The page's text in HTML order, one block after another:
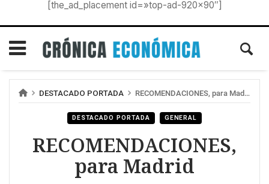
[the_ad_placement id=»top-ad-920×90″]
DESTACADO PORTADA RECOMENDACIONES, para Madrid
DESTACADO PORTADA GENERAL
RECOMENDACIONES,
para Madrid